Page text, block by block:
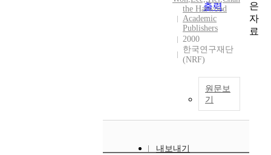
출력
the Harwood
Academic
Publishers
2000
한국연구재단
(NRF)
원문보
기
내보내기
은
자
료